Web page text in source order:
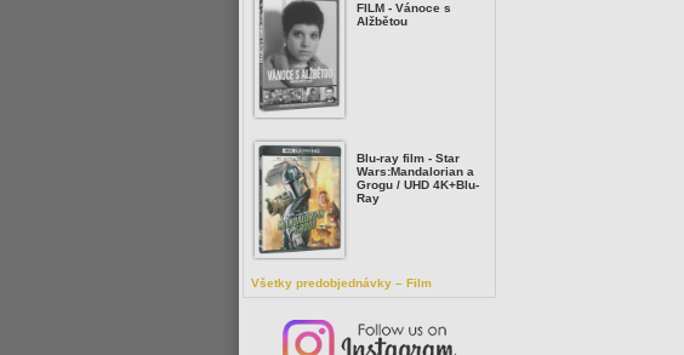
FILM - Vánoce s
Alžbětou
Blu-ray film - Star
Wars:Mandalorian a
Grogu / UHD 4K+Blu-
Ray
Všetky predobjednávky – Film